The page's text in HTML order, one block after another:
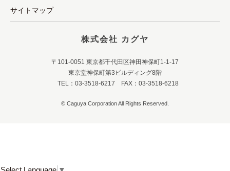
サイトマップ
株式会社 カグヤ
〒101-0051 東京都千代田区神田神保町1-1-17
東京堂神保町第3ビルディング8階
TEL：03-3518-6217 FAX：03-3518-6218
© Caguya Corporation All Rights Reserved.